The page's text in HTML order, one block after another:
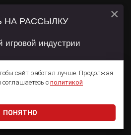
активная ссылка на
cookie, данные геолокации
вПолитике конфиденциальностии
.
16+
сайт работал лучше. Продолжая
с политикой
ПОНЯТНО
РАССЫЛКУ
игровой индустрии
персональных данных
×